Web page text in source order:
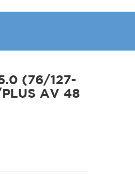
(76/127-
AV 48